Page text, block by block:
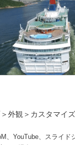
外観＞カスタマイ
、YouTube、スライド